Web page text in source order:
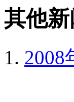
其他新
2008